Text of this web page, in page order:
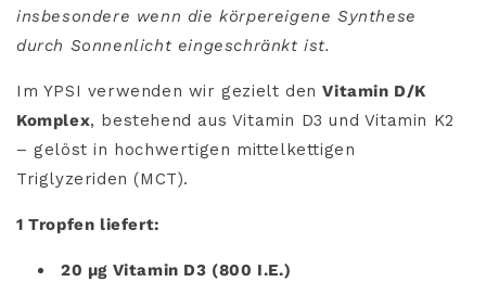
insbesondere wenn die körpereigene Synthese
durch Sonnenlicht eingeschränkt ist.
Im YPSI verwenden wir gezielt denVitamin D/K
Komplex, bestehend aus Vitamin D3 und Vitamin K2
– gelöst in hochwertigen mittelkettigen
Triglyzeriden (MCT).
1 Tropfen liefert:
20 µg Vitamin D3 (800 I.E.)